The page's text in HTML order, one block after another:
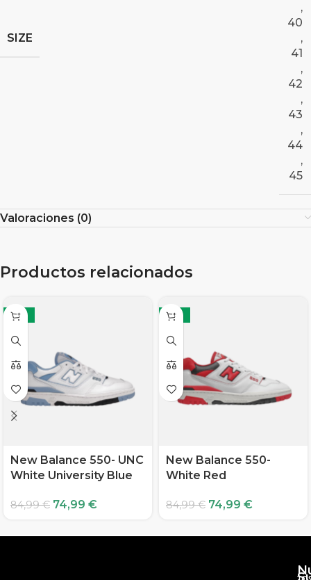
SIZE
,
40
,
41
,
42
,
43
,
44
,
45
Valoraciones (0)
Productos relacionados
-12%
New Balance 550- UNC
White University Blue
84,99€ 74,99 €
-12%
New Balance 550-
White Red
84,99€ 74,99 €